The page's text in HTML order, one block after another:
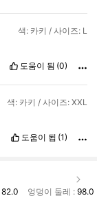
색: 카키 / 사이즈: L
도움이 됨 (0)
색: 카키 / 사이즈: XXL
도움이 됨 (1)
82.0 엉덩이 둘레 : 98.0